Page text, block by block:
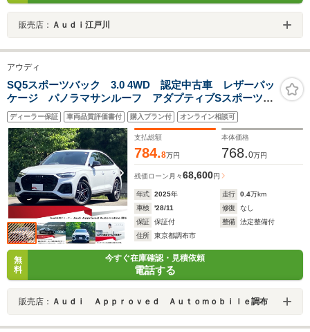
販売店： Ａｕｄｉ江戸川
アウディ
SQ5スポーツバック 3.0 4WD 認定中古車 レザーパッ
ケージ パノラマサンルーフ アダプティブSスポーツエ
アサスペンション ブラックAudi rings & ブラックスタ
イリングパッケージ TV ブレーキキャリパーレッド
コンフォートパッケージ
ディーラー保証 車両品質評価書付 購入プラン付 オンライン相談可
支払総額
784.8万円
本体価格
768.0万円
残価ローン 月々68,600円
年式 2025年 走行 0.4万km
車検
'28/11 修復
なし
保証
保証付 整備
法定整備付
住所
東京都調布市
無
料
今すぐ在庫確認・見積依頼
電話する
販売店： Ａｕｄｉ Ａｐｐｒｏｖｅｄ Ａｕｔｏｍｏｂｉｌｅ調布